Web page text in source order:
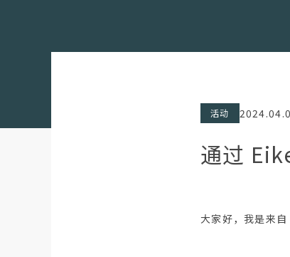
活动
通过
大家好，我是来